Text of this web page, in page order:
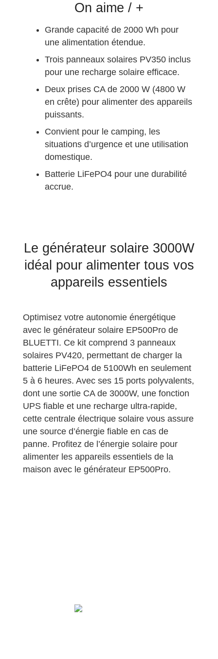
On aime / +
Grande capacité de 2000 Wh pour
une alimentation étendue.
Trois panneaux solaires PV350 inclus
pour une recharge solaire efficace.
Deux prises CA de 2000 W (4800 W
en crête) pour alimenter des appareils
puissants.
Convient pour le camping, les
situations d’urgence et une utilisation
domestique.
Batterie LiFePO4 pour une durabilité
accrue.
Le générateur solaire 3000W
idéal pour alimenter tous vos
appareils essentiels
Optimisez votre autonomie énergétique
avec le générateur solaire EP500Pro de
BLUETTI. Ce kit comprend 3 panneaux
solaires PV420, permettant de charger la
batterie LiFePO4 de 5100Wh en seulement
5 à 6 heures. Avec ses 15 ports polyvalents,
dont une sortie CA de 3000W, une fonction
UPS fiable et une recharge ultra-rapide,
cette centrale électrique solaire vous assure
une source d’énergie fiable en cas de
panne. Profitez de l’énergie solaire pour
alimenter les appareils essentiels de la
maison avec le générateur EP500Pro.